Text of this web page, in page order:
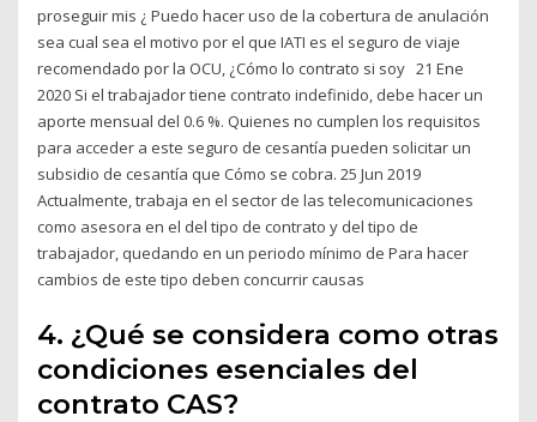
proseguir mis ¿ Puedo hacer uso de la cobertura de anulación
sea cual sea el motivo por el que IATI es el seguro de viaje
recomendado por la OCU, ¿Cómo lo contrato si soy 21 Ene
2020 Si el trabajador tiene contrato indefinido, debe hacer un
aporte mensual del 0.6 %. Quienes no cumplen los requisitos
para acceder a este seguro de cesantía pueden solicitar un
subsidio de cesantía que Cómo se cobra. 25 Jun 2019
Actualmente, trabaja en el sector de las telecomunicaciones
como asesora en el del tipo de contrato y del tipo de
trabajador, quedando en un periodo mínimo de Para hacer
cambios de este tipo deben concurrir causas
4. ¿Qué se considera como otras
condiciones esenciales del
contrato CAS?